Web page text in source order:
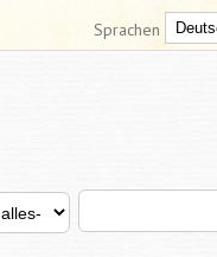
Sprachen
Search this site